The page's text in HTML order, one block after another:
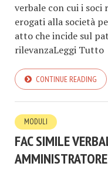
verbale con cui i
erogati alla società
atto che incide sul
rilevanzaLeggi Tutto
CONTINUE READING
MODULI
FAC SIMILE